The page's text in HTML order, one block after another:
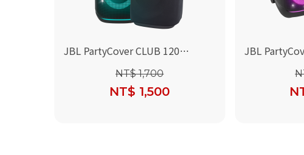
JBL PartyCover CLUB 120
(Partybox CLUB 120 喇叭保護套)
NT$ 1,700
NT$ 1,500
JBL
520 喇叭保護